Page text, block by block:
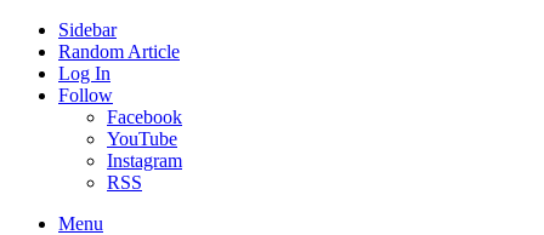
Sidebar
Random Article
Log In
Follow
Facebook
YouTube
Instagram
RSS
Menu